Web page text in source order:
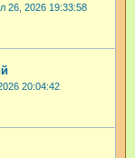
26, 2026 19:33:58
20:04:42